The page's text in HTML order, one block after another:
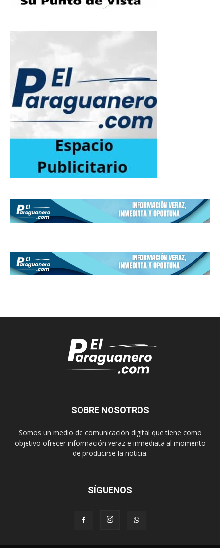
SOBRE NOSOTROS
Somos un medio de comunicación digital que tiene como
objetivo ofrecer información veraz e inmediata al momento
de producirse la noticia.
SÍGUENOS